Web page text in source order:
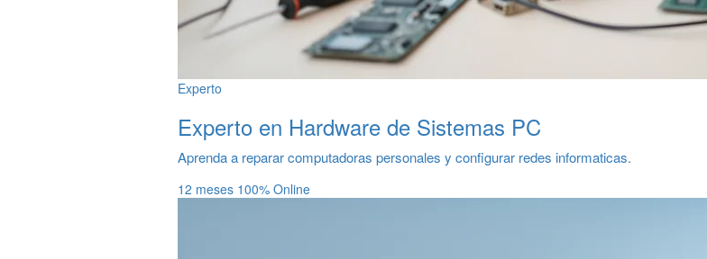
Experto
Experto en Hardware de Sistemas PC
Aprenda a reparar computadoras personales y configurar redes informaticas.
12 meses 100% Online